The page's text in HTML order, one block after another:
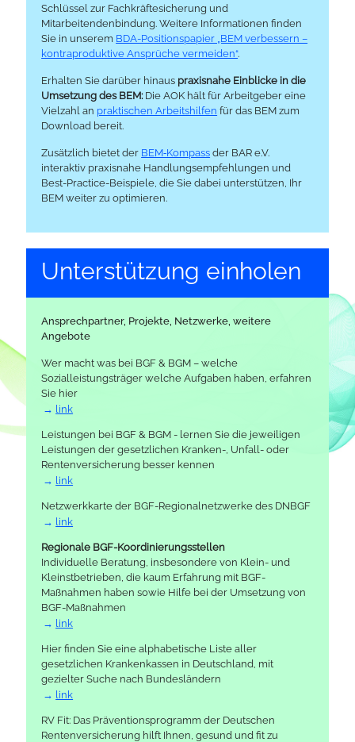
Schlüssel zur Fachkräftesicherung und
Mitarbeitendenbindung. Weitere Informationen finden
Sie in unserem BDA-Positionspapier „BEM verbessern –
kontraproduktive Ansprüche vermeiden“.
Erhalten Sie darüber hinaus praxisnahe Einblicke in die
Umsetzung des BEM:Die AOK hält für Arbeitgeber eine
Vielzahl an praktischen Arbeitshilfen für das BEM zum
Download bereit.
Zusätzlich bietet der BEM‑Kompass der BAR e.V.
interaktiv praxisnahe Handlungsempfehlungen und
Best-Practice-Beispiele, die Sie dabei unterstützen, Ihr
BEM weiter zu optimieren.
Unter­stützung einholen
Ansprechpartner, Projekte, Netzwerke, weitere
Angebote
Wer macht was bei BGF & BGM – welche
Sozialleistungsträger welche Aufgaben haben, erfahren
Sie hier
link
Leistungen bei BGF & BGM - lernen Sie die jeweiligen
Leistungen der gesetzlichen Kranken-, Unfall- oder
Rentenversicherung besser kennen
link
Netzwerkkarte der BGF-Regionalnetzwerke des DNBGF
link
Regionale BGF-Koordinierungsstellen
Individuelle Beratung, insbesondere von Klein- und
Kleinstbetrieben, die kaum Erfahrung mit BGF-
Maßnahmen haben sowie Hilfe bei der Umsetzung von
BGF-Maßnahmen
link
Hier finden Sie eine alphabetische Liste aller
gesetzlichen Krankenkassen in Deutschland, mit
gezielter Suche nach Bundesländern
link
RV Fit: Das Präventionsprogramm der Deutschen
Rentenversicherung hilft Ihnen, gesund und fit zu